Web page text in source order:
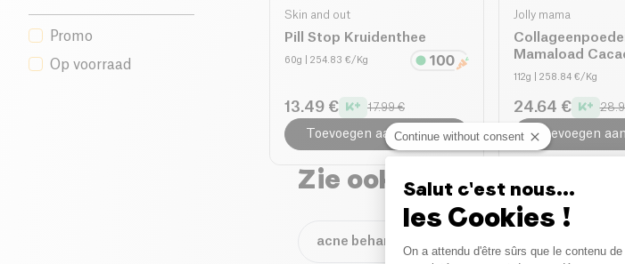
Promo
Op voorraad
Skin and out
Pill Stop Kruidenthee
60g | 254.83 €/Kg
13.49 € 17.99 €
Toevoegen aan mandje
Jolly mama
Mamaload
112g | 258.84 €/Kg
24.64 €
Toevoegen
Zie ook:
acne behandeling Bio
Continue without consent
Salut c'est nous...
les Cookies !
Consent
On a attendu d'être sûrs que le contenu